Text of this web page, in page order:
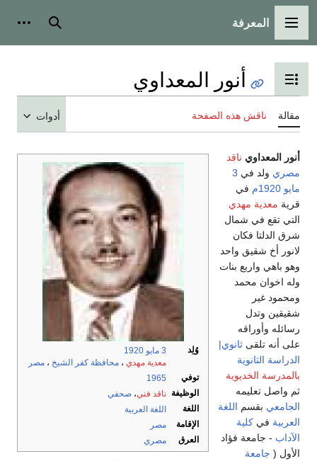
القائمة الرئيسية
المعرفة بحث
تبديل عرض جدول المحتويات
أنور المعداوي
مقالة ناقش هذه الصفحة أدوات
وُلِد 3 مايو
1920
معدية مهدي ، محافظة كفر الشيخ ، مصر
توفي
1965
الوظيفة ناقد فني، صحفي
اللغة
اللغة العربية
الإقامة
مصر
العرق
مصري
أنور المعداوي ناقد
مصري ولد في 3
مايو 1920م
في
قرية معدية مهدي
التي تقع في شمال
شرق الدلتا فكان
لانور أخ شقيق واحد
وهو باهي واربع بنات
وله اخوان محمد
ومحمود غير
شقيقين وتدل
رسائله وأوراقه
على أنه تلقى ثانوي|
الدراسة الثانوية
بالمدرسة الخديوية
ثم واصل تعليمه
الجامعي بقسم اللغة
العربية في كلية
الآداب - جامعة فؤاد
الأول ( جامعة